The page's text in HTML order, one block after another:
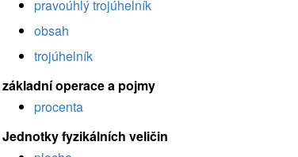
pravoúhlý trojúhelník
obsah
trojúhelník
základní operace a pojmy
procenta
Jednotky fyzikálních veličin